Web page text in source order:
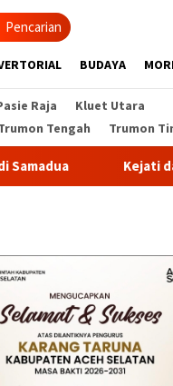
Pencarian
BUDAYA
Raja
Kluet Utara
Tengah Trumon
Kejati dan Polda